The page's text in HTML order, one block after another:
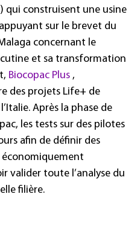
qui construisent une usine
sur le brevet du
concernant le
cutine et sa transformation
Biocopac Plus ,
des projets Life+ de
Après la phase de
les tests sur des pilotes
afin de définir des
économiquement
valider toute l’analyse du
filière.